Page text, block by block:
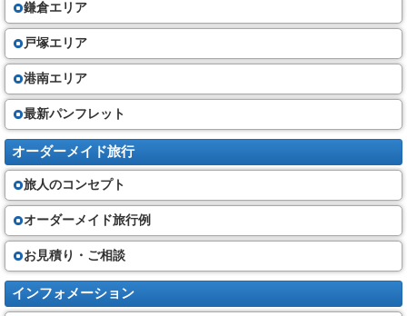
鎌倉エリア
戸塚エリア
港南エリア
最新パンフレット
オーダーメイド旅行
旅人のコンセプト
オーダーメイド旅行例
お見積り・ご相談
インフォメーション